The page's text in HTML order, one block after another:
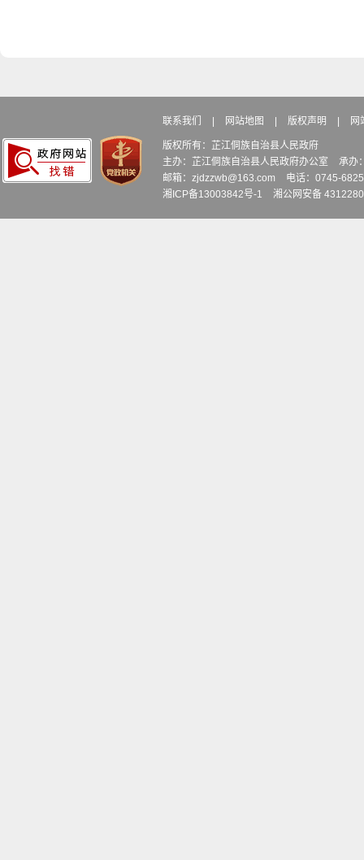
联系我们 网站地图 版权声明 网
版权所有：芷江侗族自治县人民政府
主办：芷江侗族自治县人民政府办公室
承办
邮箱：zjdzzwb@163.com
电话：0745-
湘ICP备13003842号-1
湘公网安备